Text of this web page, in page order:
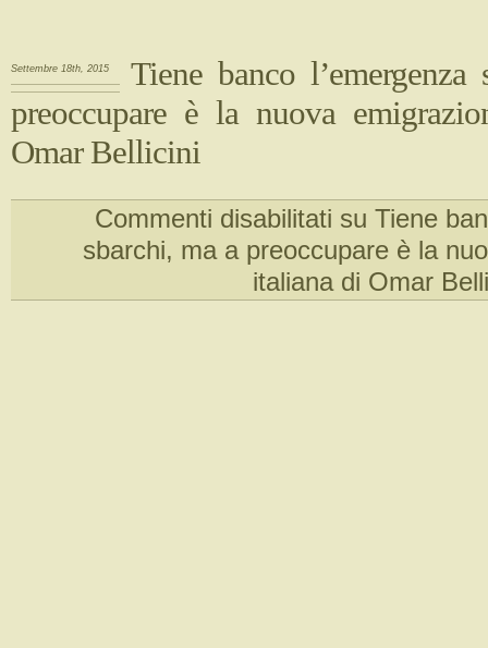
Settembre 18th, 2015
Tiene banco l’emergenza
preoccupare è la nuova
Omar Bellicini
Commenti disabilitati su Tiene
sbarchi, ma a preoccupare è la
italiana di Omar